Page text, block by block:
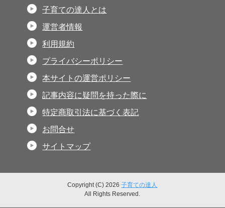
子育ての達人とは
運営者情報
利用規約
プライバシーポリシー
本サイトの運営ポリシー
記事内容に疑問を持った際に
特定商取引法に基づく表記
お問合せ
サイトマップ
Copyright (C) 2026子育ての達人
All Rights Reserved.